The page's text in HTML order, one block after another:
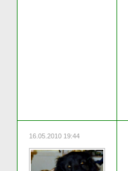
16.05.2010 19:44